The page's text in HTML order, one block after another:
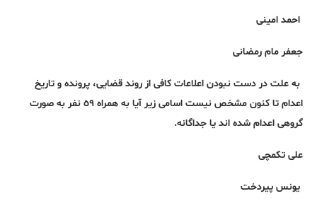
احمد امینی
جعفر مام رمضانی
بە علت در دست نبودن اعلاعات کافی از روند قضایی، پروندە و تاریخ
اعدام تا کنون مشخص نیست اسامی زیر آیا به همراه ٥٩ نفر بە صورت
گروهی اعدام شده اند یا جداگانە.
علی تکمچی
یونس پیردخت